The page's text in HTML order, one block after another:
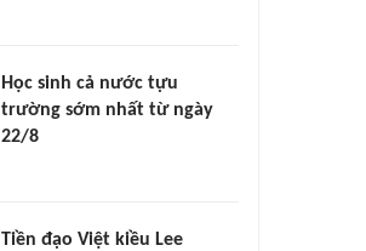
Học sinh cả nước tựu
trường sớm nhất từ ngày
22/8
Tiền đạo Việt kiều Lee